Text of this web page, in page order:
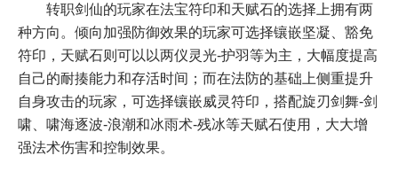
转职剑仙的玩家在法宝符印和天赋石的选择上拥有两
种方向。倾向加强防御效果的玩家可选择镶嵌坚凝、豁免
符印，天赋石则可以以两仪灵光-护羽等为主，大幅度提高
自己的耐揍能力和存活时间；而在法防的基础上侧重提升
自身攻击的玩家，可选择镶嵌威灵符印，搭配旋刃剑舞-剑
啸、啸海逐波-浪潮和冰雨术-残冰等天赋石使用，大大增
强法术伤害和控制效果。